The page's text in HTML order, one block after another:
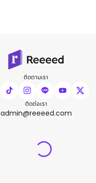
ติดตามเรา
ติดต่อเรา
admin@reeeed.com